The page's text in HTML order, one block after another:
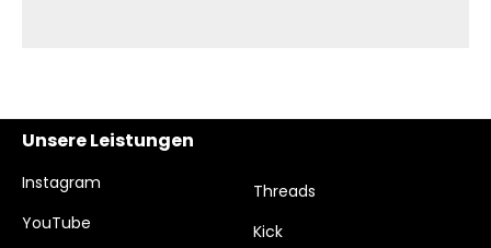
Unsere Leistungen
Instagram
YouTube
Threads
Kick